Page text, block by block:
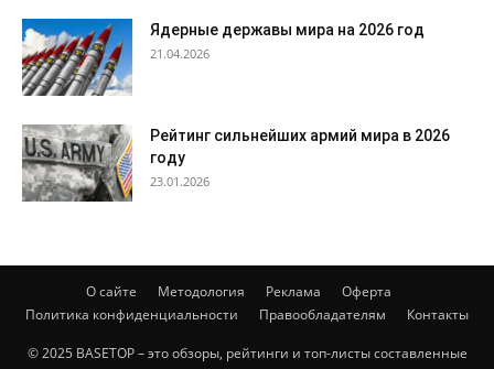
Ядерные державы мира на 2026 год
21.04.2026
Рейтинг сильнейших армий мира в 2026
году
23.01.2026
О сайте Методология Реклама
Оферта
Политика конфиденциальности
Правообладателям Контакты
© 2025 BASETOP – это обзоры, рейтинги и топ-листы составленные